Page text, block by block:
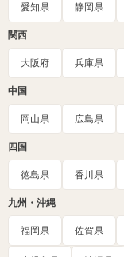
愛知県 静岡県
関西
大阪府 兵庫県
中国
岡山県 広島県
四国
徳島県 香川県
九州・沖縄
福岡県 佐賀県